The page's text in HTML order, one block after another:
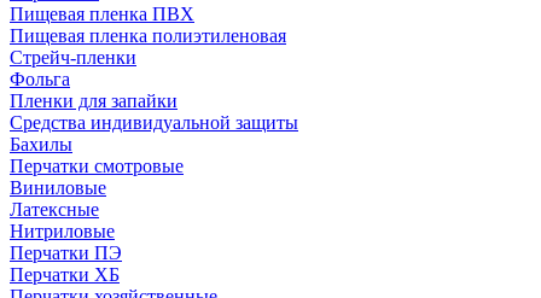
Пищевая пленка ПВХ
Пищевая пленка полиэтиленовая
Стрейч-пленки
Фольга
Пленки для запайки
Средства индивидуальной защиты
Бахилы
Перчатки смотровые
Виниловые
Латексные
Нитриловые
Перчатки ПЭ
Перчатки ХБ